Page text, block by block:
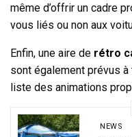
même d’offrir un cadre
vous liés ou non aux
Enfin, une aire de rétro
sont également prévus
liste des animations
NEWS